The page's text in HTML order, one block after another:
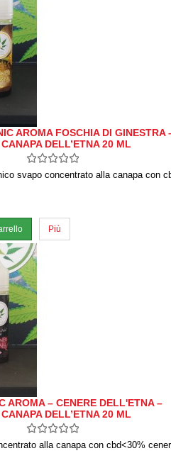
AROMA FOSCHIA DI GINESTRA
DELL’ETNA 20 ML
svapo concentrato alla canapa con
Più
AROMA – CENERE DELL'ETNA –
DELL’ETNA 20 ML
alla canapa con cbd<30%